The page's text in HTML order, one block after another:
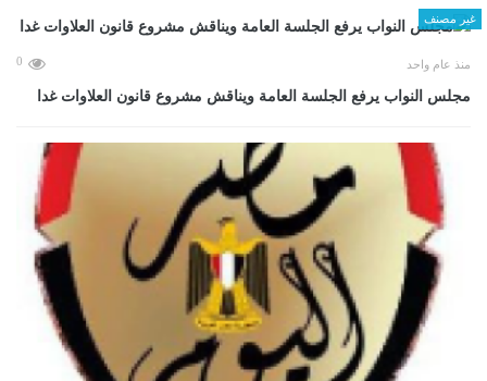
غير مصنف
منذ عام واحد 0
مجلس النواب يرفع الجلسة العامة ويناقش مشروع قانون العلاوات غدا